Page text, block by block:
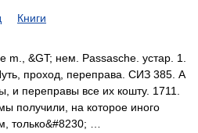
Книги
&GT; нем. Passasche. устар. 1.
проход, переправа. СИЗ 385. А
и переправы все их кошту. 1711.
получили, на которое иного
только&#8230; …